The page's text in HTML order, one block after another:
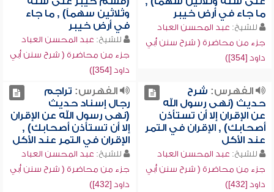
ما جاء في أرض خيبر
للشيخ: عبد المحسن العباد
جزء من محاضرة ( شرح سنن أبي
داود [354])
وثلاثين سهماً) , ما جاء
في أرض خيبر
للشيخ: عبد المحسن العباد
جزء من محاضرة ( شرح سنن أبي
داود [354])
الفهرس: شرح
حديث (نهى رسول الله
عن الإقران إلا أن تستأذن
أصحابك) , الإقران في التمر
عند الأكل
للشيخ: عبد المحسن العباد
جزء من محاضرة ( شرح سنن أبي
داود [432])
الفهرس: تراجم
رجال إسناد حديث
(نهى رسول الله عن الإقران
إلا أن تستأذن أصحابك) ,
الإقران في التمر عند الأكل
للشيخ: عبد المحسن العباد
جزء من محاضرة ( شرح سنن أبي
داود [432])